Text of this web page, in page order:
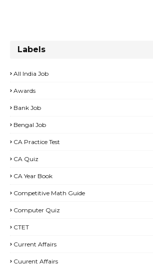
Labels
All India Job
Awards
Bank Job
Bengal Job
CA Practice Test
CA Quiz
CA Year Book
Competitive Math Guide
Computer Quiz
CTET
Current Affairs
Cuurent Affairs